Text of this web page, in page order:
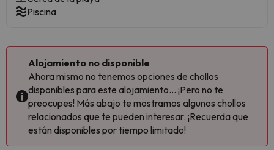
Piscina
Alojamiento no disponible
Ahora mismo no tenemos opciones de chollos
disponibles para este alojamiento... ¡Pero no te
preocupes! Más abajo te mostramos algunos chollos
relacionados que te pueden interesar. ¡Recuerda que
están disponibles por tiempo limitado!